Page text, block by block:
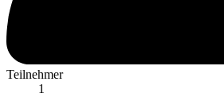
Teilnehmer
1